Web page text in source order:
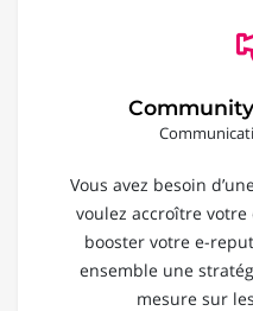
Vous avez besoin
voulez accroître votre
booster votre e-
ensemble une
mesure sur